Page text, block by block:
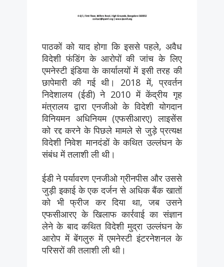
पाठकों को याद होगा कि इससे पहले, अवैध
विदेशी फंडिंग के आरोपों की जांच के लिए
एमनेस्टी इंडिया के कार्यालयों में इसी तरह की
छापेमारी की गई थी। 2018 में, प्रवर्तन
निदेशालय (ईडी) ने 2010 में केंद्रीय गृह
मंत्रालय द्वारा एनजीओ के विदेशी योगदान
विनियमन अधिनियम (एफसीआरए) लाइसेंस
को रद्द करने के पिछले मामले से जुड़े प्रत्यक्ष
विदेशी निवेश मानदंडों के कथित उल्लंघन के
संबंध में तलाशी ली थी।
ईडी ने पर्यावरण एनजीओ ग्रीनपीस और उससे
जुड़ी इकाई के एक दर्जन से अधिक बैंक खातों
को भी फ्रीज कर दिया था, जब उसने
एफसीआरए के खिलाफ कार्रवाई का संज्ञान
लेने के बाद कथित विदेशी मुद्रा उल्लंघन के
आरोप में बेंगलुरु में एमनेस्टी इंटरनेशनल के
परिसरों की तलाशी ली थी।